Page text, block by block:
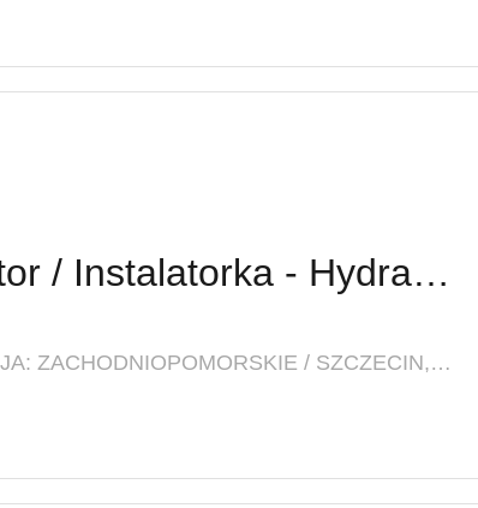
Instalator / Instalatorka - Hydraulik / Hydrauliczka
LOKALIZACJA: ZACHODNIOPOMORSKIE / SZCZECIN, PARKING BEZPŁATNY, BLISKO TRAMWAJ